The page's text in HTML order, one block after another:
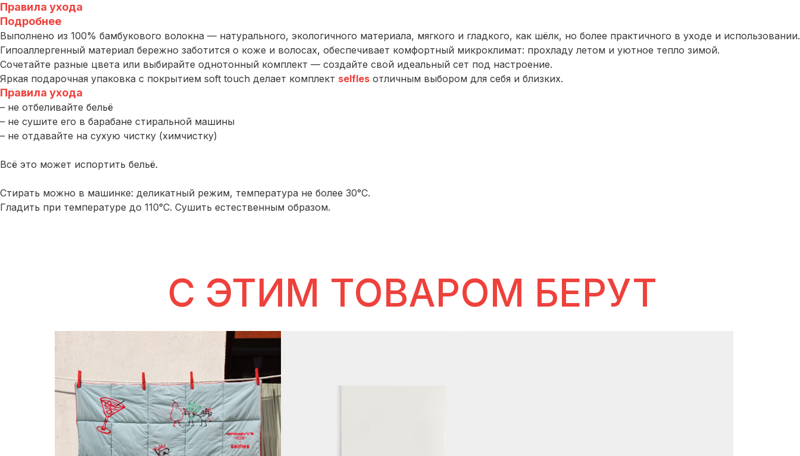
Правила ухода
Подробнее
Выполнено из 100% бамбукового волокна — натурального, экологичного материала, мягкого и гладкого, как шёлк, но более практичного в уходе и использовании.
Гипоаллергенный материал бережно заботится о коже и волосах, обеспечивает комфортный микроклимат: прохладу летом и уютное тепло зимой.
Сочетайте разные цвета или выбирайте однотонный комплект — создайте свой идеальный сет под настроение.
Яркая подарочная упаковка с покрытием soft touch делает комплект selfles отличным выбором для себя и близких.
Правила ухода
– не отбеливайте бельё
– не сушите его в барабане стиральной машины
– не отдавайте на сухую чистку (химчистку)
Всё это может испортить бельё.
Стирать можно в машинке: деликатный режим, температура не более 30°С.
Гладить при температуре до 110°С. Сушить естественным образом.
C ЭТИМ ТОВАРОМ БЕРУТ